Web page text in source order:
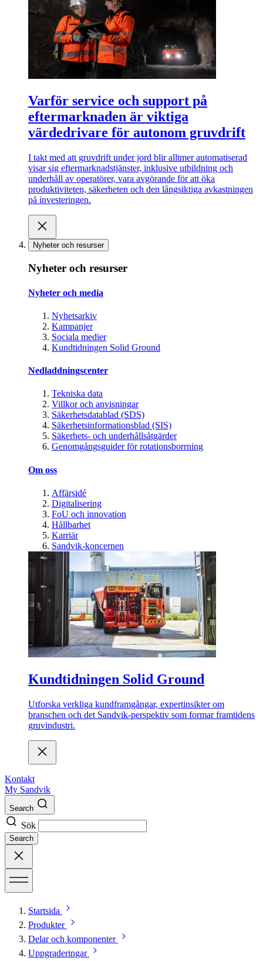
Varför service och support på
eftermarknaden är viktiga
värdedrivare för autonom gruvdrift
I takt med att gruvdrift under jord blir alltmer automatiserad
visar sig eftermarknadstjänster, inklusive utbildning och
underhåll av operatörer, vara avgörande för att öka
produktiviteten, säkerheten och den långsiktiga avkastningen
på investeringen.
Nyheter och resurser
Nyheter och resurser
Nyheter och media
Nyhetsarkiv
Kampanjer
Sociala medier
Kundtidningen Solid Ground
Nedladdningscenter
Tekniska data
Villkor och anvisningar
Säkerhetsdatablad (SDS)
Säkerhetsinformationsblad (SIS)
Säkerhets- och underhållsåtgärder
Genomgångsguider för rotationsborrning
Om oss
Affärsidé
Digitalisering
FoU och innovation
Hållbarhet
Karriär
Sandvik-koncernen
Kundtidningen Solid Ground
Utforska verkliga kundframgångar, expertinsikter om
branschen och det Sandvik-perspektiv som formar framtidens
gruvindustri.
Kontakt
My Sandvik
Search
Sök
Search
Startsida
Produkter
Delar och komponenter
Uppgraderingar